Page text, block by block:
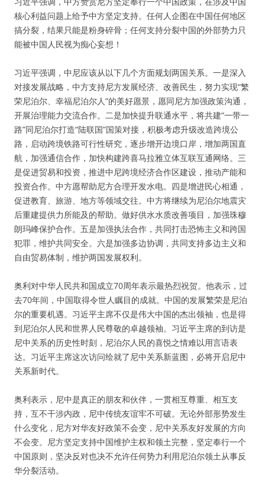
核心利益问题上给予中方坚定支持。任何人企图在中国任何地区
搞分裂，结果只能是粉身碎骨；任何支持分裂中国的外部势力只
能被中国人民视为痴心妄想！
习近平强调，中尼应该从以下几个方面规划两国关系。一是深入
对接发展战略，中方支持尼方发展经济、改善民生，努力实现“繁
荣尼泊尔、幸福尼泊尔人”的美好愿景，愿同尼方加强政策沟通，
开展治理能力交流合作。二是加快提升联通水平，将共建“一带一
路”同尼泊尔打造“陆联国”国策对接，积极考虑升级改造跨境公
路，启动跨境铁路可行性研究，逐步增开边境口岸，增加两国直
航，加强通信合作，加快构建跨喜马拉雅立体互联互通网络。三
是促进贸易和投资，推进中尼跨境经济合作区建设，推动产能和
投资合作。中方愿帮助尼方合理开发水电。四是增进民心相通，
促进教育、旅游、地方等领域交往。中方将继续为尼泊尔地震灾
后重建提供力所能及的帮助。做好供水水质改善项目，加强珠穆
朗玛峰保护合作。五是加强执法合作，共同打击恐怖主义和跨国
犯罪，维护共同安全。六是加强多边协调，共同支持多边主义和
自由贸易体制，维护两国发展权利。
奥利对中华人民共和国成立70周年表示最热烈祝贺。他表示，过
去70年间，中国取得令世人瞩目的成就。中国的发展繁荣是尼泊
尔的重要机遇。习近平主席不仅是伟大中国的杰出领袖，也是得
到尼泊尔人民和世界人民尊敬的卓越领袖。习近平主席的到访是
尼中关系的历史性时刻，尼泊尔人民的喜悦之情难以用言语表
达。习近平主席这次访问绘就了尼中关系新蓝图，必将开启尼中
关系新时代。
奥利表示，尼中是真正的朋友和伙伴，一贯相互尊重、相互支
持，互不干涉内政，尼中传统友谊牢不可破。无论外部形势发生
什么变化，尼方对华友好政策不会变，尼中关系友好发展的方向
不会变。尼方坚定支持中国维护主权和领土完整，坚定奉行一个
中国原则，坚决反对也决不允许任何势力利用尼泊尔领土从事反
华分裂活动。